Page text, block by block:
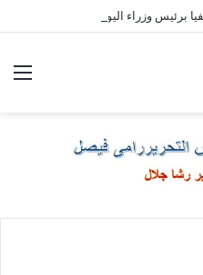
برئيس وزراء اليونان